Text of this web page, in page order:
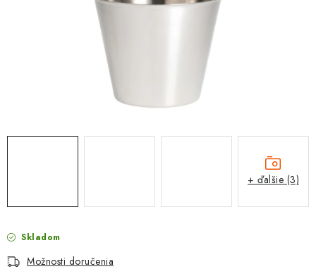
OBCHODNÉ PODMIENKY
Podmienky ochrany osobných údajov
Skladom
Možnosti doručenia
+ ďalšie (3)